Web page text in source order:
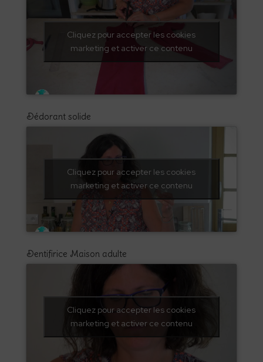
Cliquez pour accepter les cookies
marketing et activer ce contenu
Dédorant solide
Cliquez pour accepter les cookies
marketing et activer ce contenu
Dentifirice Maison adulte
Cliquez pour accepter les cookies
marketing et activer ce contenu